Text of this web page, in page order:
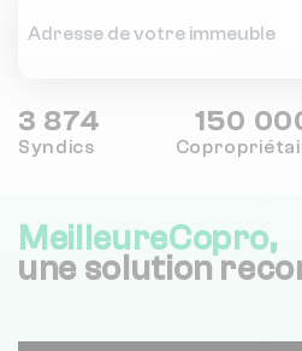
3 874
Syndics
150
MeilleureCopro,
une solution